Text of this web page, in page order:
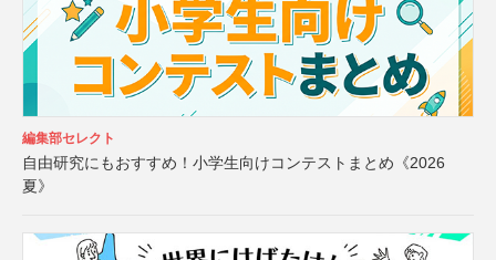
編集部セレクト
自由研究にもおすすめ！小学生向けコンテストまとめ《2026
夏》